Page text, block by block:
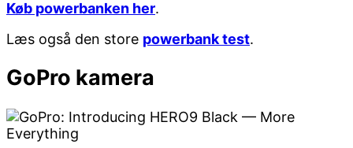
Køb powerbanken her.
Læs også den store powerbank test.
GoPro kamera